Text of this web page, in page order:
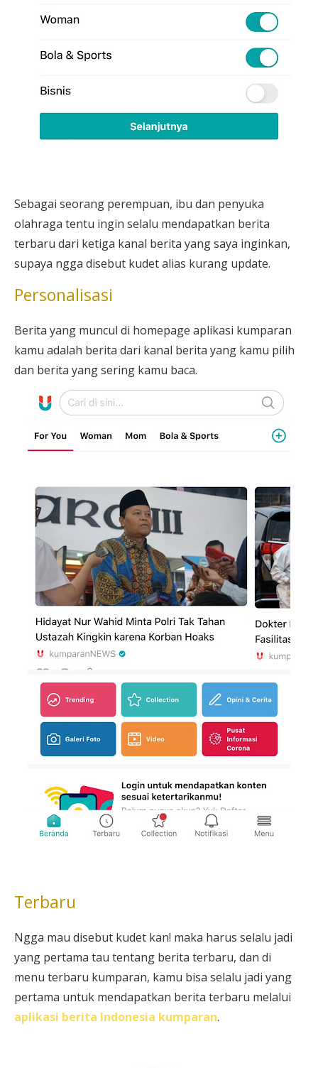
Sebagai seorang perempuan, ibu dan penyuka
olahraga tentu ingin selalu mendapatkan berita
terbaru dari ketiga kanal berita yang saya inginkan,
supaya ngga disebut kudet alias kurang update.
Personalisasi
Berita yang muncul di homepage aplikasi kumparan
kamu adalah berita dari kanal berita yang kamu pilih
dan berita yang sering kamu baca.
Terbaru
Ngga mau disebut kudet kan! maka harus selalu jadi
yang pertama tau tentang berita terbaru, dan di
menu terbaru kumparan, kamu bisa selalu jadi yang
pertama untuk mendapatkan berita terbaru melalui
aplikasi berita Indonesia kumparan.